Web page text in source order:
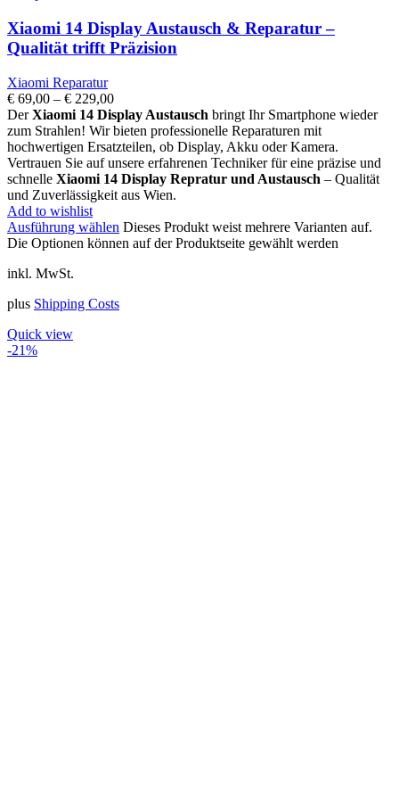
Xiaomi 14 Display Austausch & Reparatur –
Qualität trifft Präzision
Xiaomi Reparatur
€ 69,00 – € 229,00
DerXiaomi 14 Display Austausch bringt Ihr Smartphone wieder
zum Strahlen! Wir bieten professionelle Reparaturen mit
hochwertigen Ersatzteilen, ob Display, Akku oder Kamera.
Vertrauen Sie auf unsere erfahrenen Techniker für eine präzise und
schnelle Xiaomi 14 Display Repratur und Austausch – Qualität
und Zuverlässigkeit aus Wien.
Add to wishlist
Ausführung wählen Dieses Produkt weist mehrere Varianten auf.
Die Optionen können auf der Produktseite gewählt werden
inkl. MwSt.
plus Shipping Costs
Quick view
-21%